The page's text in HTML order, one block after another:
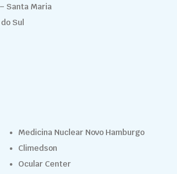
Santa Maria
Sul
Medicina Nuclear Novo Hamburgo
Climedson
Ocular Center